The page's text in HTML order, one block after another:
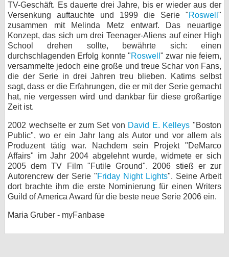
TV-Geschäft. Es dauerte drei Jahre, bis er wieder aus der
Versenkung auftauchte und 1999 die Serie "Roswell "
zusammen mit Melinda Metz entwarf. Das neuartige
Konzept, das sich um drei Teenager-Aliens auf einer High
School drehen sollte, bewährte sich: einen
durchschlagenden Erfolg konnte "Roswell " zwar nie feiern,
versammelte jedoch eine große und treue Schar von Fans,
die der Serie in drei Jahren treu blieben. Katims selbst
sagt, dass er die Erfahrungen, die er mit der Serie gemacht
hat, nie vergessen wird und dankbar für diese großartige
Zeit ist.
2002 wechselte er zum Set von David E. Kelleys "Boston
Public", wo er ein Jahr lang als Autor und vor allem als
Produzent tätig war. Nachdem sein Projekt "DeMarco
Affairs" im Jahr 2004 abgelehnt wurde, widmete er sich
2005 dem TV Film "Futile Ground". 2006 stieß er zur
Autorencrew der Serie "Friday Night Lights". Seine Arbeit
dort brachte ihm die erste Nominierung für einen Writers
Guild of America Award für die beste neue Serie 2006 ein.
Maria Gruber - myFanbase
Impressum
Desktop-Ansicht
myFanbase